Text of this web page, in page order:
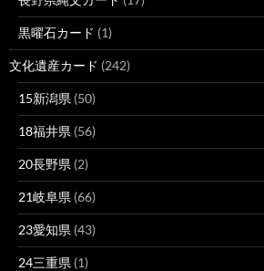
黒曜石カード (1)
文化遺産カード (242)
15新潟県 (50)
18福井県 (56)
20長野県 (2)
21岐阜県 (66)
23愛知県 (43)
24三重県 (1)